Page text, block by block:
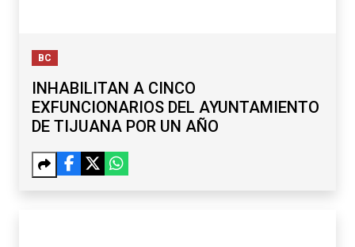
BC
INHABILITAN A CINCO
EXFUNCIONARIOS DEL AYUNTAMIENTO
DE TIJUANA POR UN AÑO